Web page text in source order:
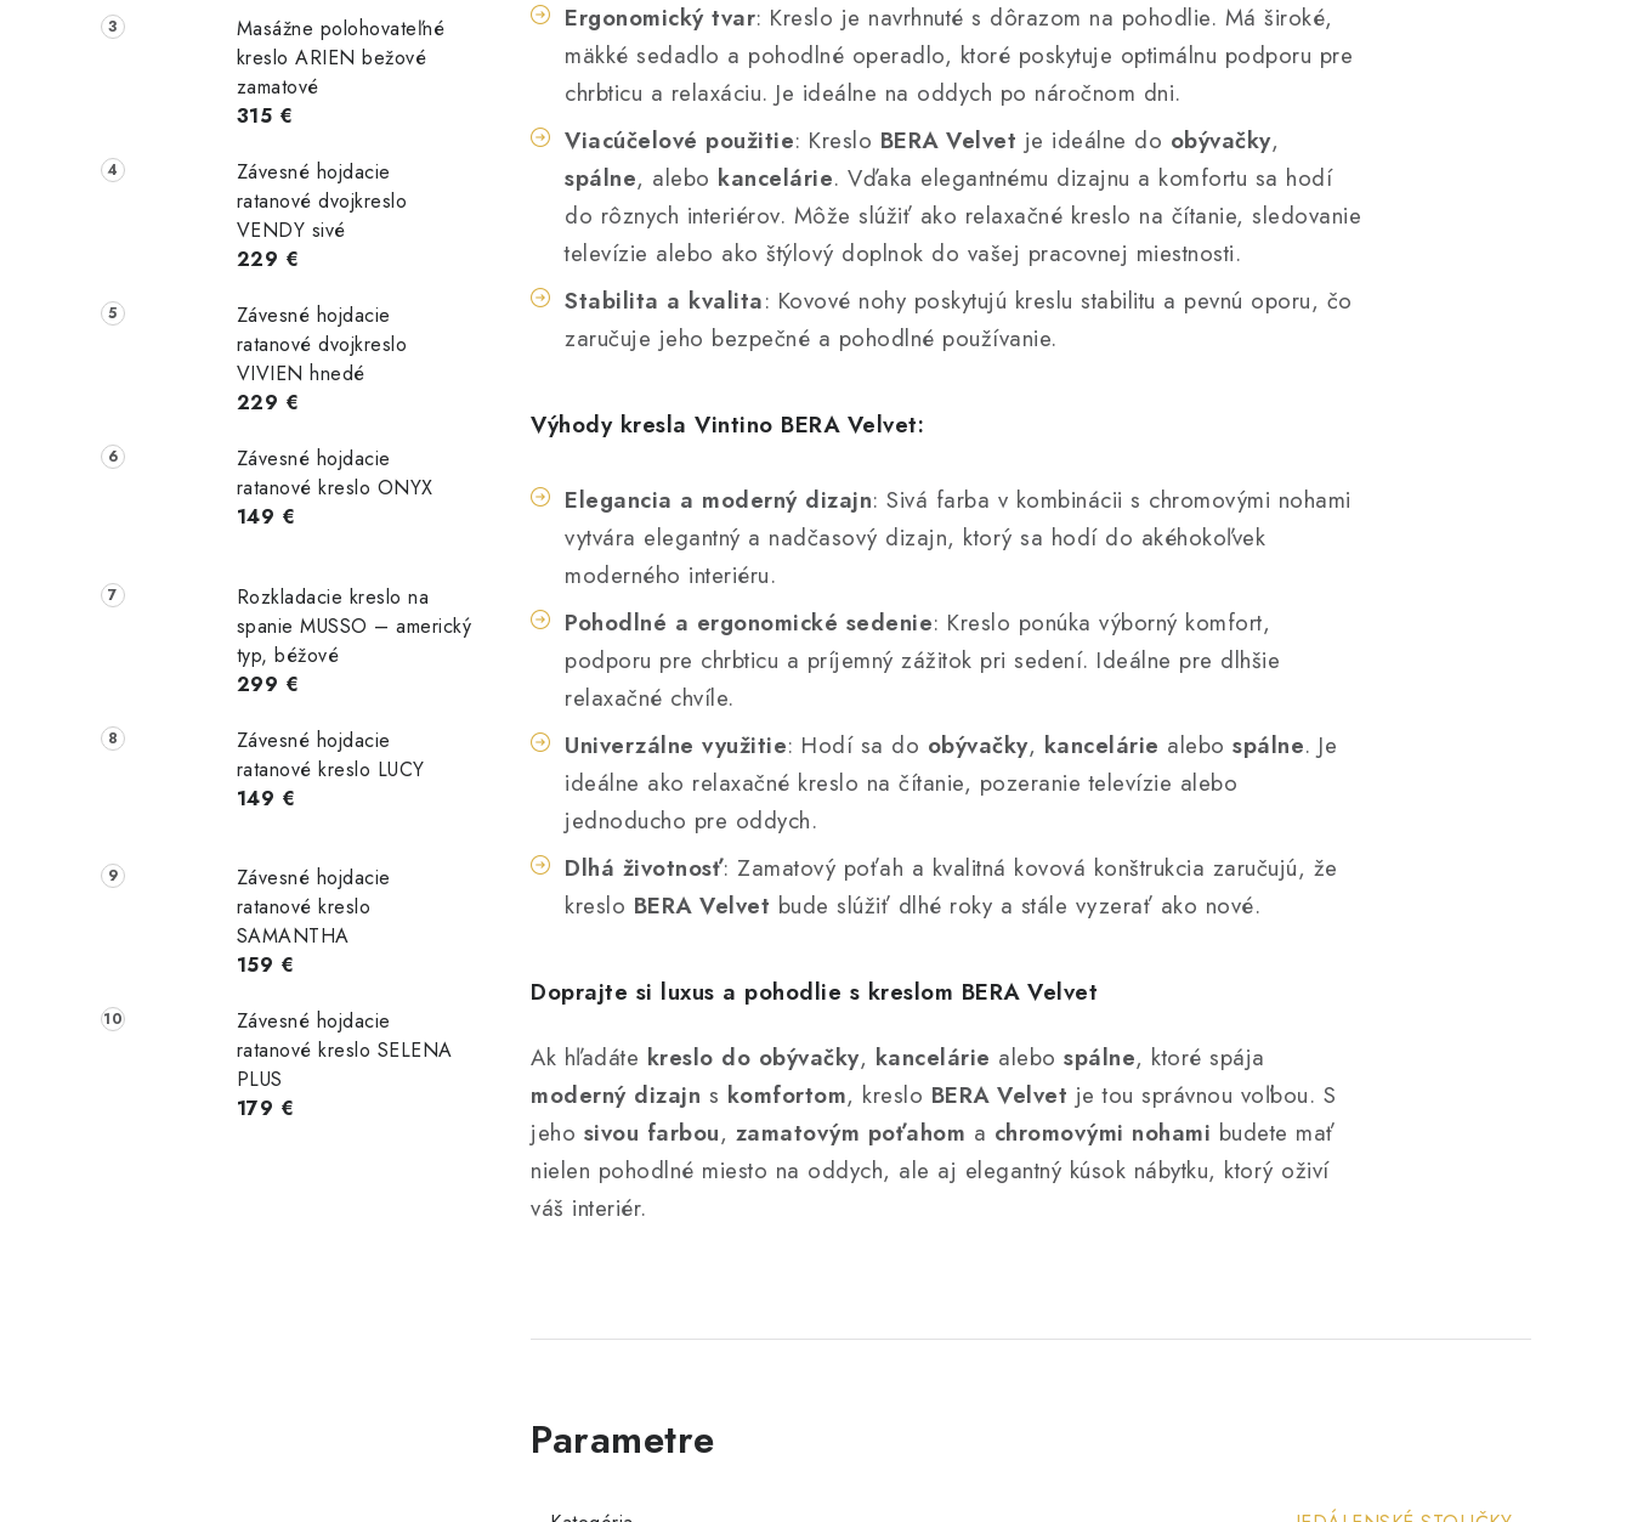
Masážne polohovateľné
kreslo ARIEN bežové
zamatové
315 €
Závesné hojdacie
ratanové dvojkreslo
VENDY sivé
229 €
Závesné hojdacie
ratanové dvojkreslo
VIVIEN hnedé
229 €
Závesné hojdacie
ratanové kreslo ONYX
149 €
Rozkladacie kreslo na
spanie MUSSO – americký
typ, béžové
299 €
Závesné hojdacie
ratanové kreslo LUCY
149 €
Závesné hojdacie
ratanové kreslo
SAMANTHA
159 €
Závesné hojdacie
ratanové kreslo SELENA
PLUS
179 €
Ergonomický tvar: Kreslo je navrhnuté s dôrazom na pohodlie. Má široké,
mäkké sedadlo a pohodlné operadlo, ktoré poskytuje optimálnu podporu pre
chrbticu a relaxáciu. Je ideálne na oddych po náročnom dni.
Viacúčelové použitie: Kreslo BERA Velvet je ideálne do obývačky,
spálne, alebo kancelárie. Vďaka elegantnému dizajnu a komfortu sa hodí
do rôznych interiérov. Môže slúžiť ako relaxačné kreslo na čítanie, sledovanie
televízie alebo ako štýlový doplnok do vašej pracovnej miestnosti.
Stabilita a kvalita: Kovové nohy poskytujú kreslu stabilitu a pevnú oporu, čo
zaručuje jeho bezpečné a pohodlné používanie.
Výhody kresla Vintino BERA Velvet:
Elegancia a moderný dizajn: Sivá farba v kombinácii s chromovými nohami
vytvára elegantný a nadčasový dizajn, ktorý sa hodí do akéhokoľvek
moderného interiéru.
Pohodlné a ergonomické sedenie: Kreslo ponúka výborný komfort,
podporu pre chrbticu a príjemný zážitok pri sedení. Ideálne pre dlhšie
relaxačné chvíle.
Univerzálne využitie: Hodí sa do obývačky, kancelárie alebo spálne. Je
ideálne ako relaxačné kreslo na čítanie, pozeranie televízie alebo
jednoducho pre oddych.
Dlhá životnosť: Zamatový poťah a kvalitná kovová konštrukcia zaručujú, že
kreslo BERA Velvet bude slúžiť dlhé roky a stále vyzerať ako nové.
Doprajte si luxus a pohodlie s kreslom BERA Velvet
Ak hľadáte kreslo do obývačky, kancelárie alebo spálne, ktoré spája
moderný dizajn s komfortom, kreslo BERA Velvet je tou správnou voľbou. S
jeho sivou farbou, zamatovým poťahom a chromovými nohami budete mať
nielen pohodlné miesto na oddych, ale aj elegantný kúsok nábytku, ktorý oživí
váš interiér.